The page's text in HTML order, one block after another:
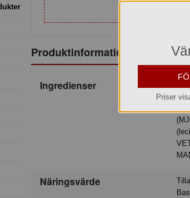
Produktinformation
Ingredienser
Näringsvärde
Priser